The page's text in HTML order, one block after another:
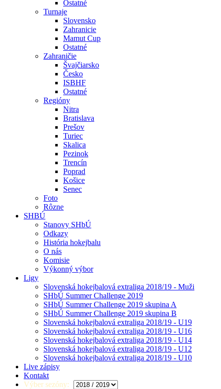
Ostatné
Turnaje
Slovensko
Zahranicie
Mamut Cup
Ostatné
Zahraničie
Švajčiarsko
Česko
ISBHF
Ostatné
Regióny
Nitra
Bratislava
Prešov
Turiec
Skalica
Pezinok
Trencín
Poprad
Košice
Senec
Foto
Rôzne
SHBÚ
Stanovy SHbÚ
Odkazy
História hokejbalu
O nás
Komisie
Výkonný výbor
Ligy
Slovenská hokejbalová extraliga 2018/19 - Muži
SHbÚ Summer Challenge 2019
SHbÚ Summer Challenge 2019 skupina A
SHbÚ Summer Challenge 2019 skupina B
Slovenská hokejbalová extraliga 2018/19 - U19
Slovenská hokejbalová extraliga 2018/19 - U16
Slovenská hokejbalová extraliga 2018/19 - U14
Slovenská hokejbalová extraliga 2018/19 - U12
Slovenská hokejbalová extraliga 2018/19 - U10
Live zápisy
Kontakt
Výber sezóny: